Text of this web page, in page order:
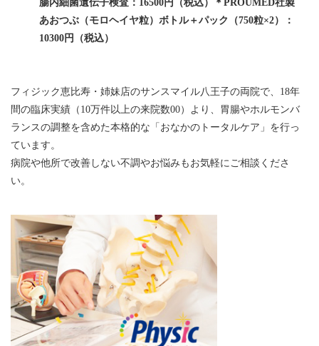
腸内細菌遺伝子検査：16500円（税込）＊ PROUMED社製
あおつぶ（モロヘイヤ粒）ボトル＋パック（750粒×2）：
10300円（税込）
フィジック恵比寿・姉妹店のサンスマイル八王子の両院で、18年
間の臨床実績（10万件以上の来院数00）より、胃腸やホルモンバ
ランスの調整を含めた本格的な「おなかのトータルケア」を行っ
ています。
病院や他所で改善しない不調やお悩みもお気軽にご相談くださ
い。